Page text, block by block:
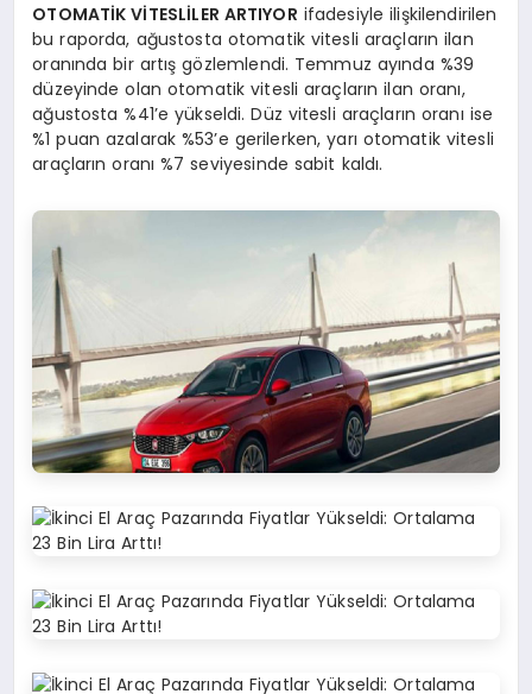
OTOMATİK VİTESLİLER ARTIYOR ifadesiyle ilişkilendirilen
bu raporda, ağustosta otomatik vitesli araçların ilan
oranında bir artış gözlemlendi. Temmuz ayında %39
düzeyinde olan otomatik vitesli araçların ilan oranı,
ağustosta %41’e yükseldi. Düz vitesli araçların oranı ise
%1 puan azalarak %53’e gerilerken, yarı otomatik vitesli
araçların oranı %7 seviyesinde sabit kaldı.